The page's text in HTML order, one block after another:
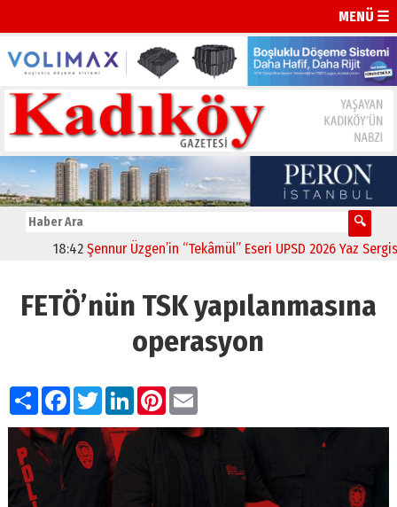
MENÜ ☰
18:42 Şennur Üzgen’in “Tekâmül” Eseri UPSD 2026 Yaz
FETÖ’nün TSK yapılanmasına
operasyon
PaylaşFacebook
TwitterLinkedIn
Pinterest
Email